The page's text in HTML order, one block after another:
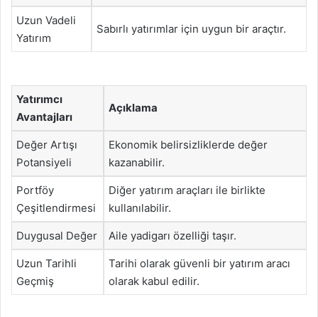
Uzun Vadeli
Yatırım
Sabırlı yatırımlar için uygun bir araçtır.
Yatırımcı
Avantajları
Açıklama
Değer Artışı
Potansiyeli
Ekonomik belirsizliklerde değer
kazanabilir.
Portföy
Çeşitlendirmesi
Diğer yatırım araçları ile birlikte
kullanılabilir.
Duygusal Değer Aile yadigarı özelliği taşır.
Uzun Tarihli
Geçmiş
Tarihi olarak güvenli bir yatırım aracı
olarak kabul edilir.